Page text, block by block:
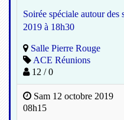
Soirée spéciale autour
2019 à 18h30
Salle Pierre Rouge
ACE Réunions
12 / 0
Sam 12 octobre 2019
08h15